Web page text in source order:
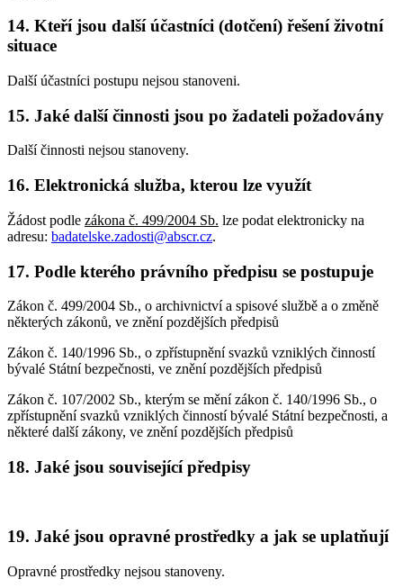
14. Kteří jsou další účastníci (dotčení) řešení životní
situace
Další účastníci postupu nejsou stanoveni.
15. Jaké další činnosti jsou po žadateli požadovány
Další činnosti nejsou stanoveny.
16. Elektronická služba, kterou lze využít
Žádost podle zákona č. 499/2004 Sb. lze podat elektronicky na
adresu: badatelske.zadosti@abscr.cz.
17. Podle kterého právního předpisu se postupuje
Zákon č. 499/2004 Sb., o archivnictví a spisové službě a o změně
některých zákonů, ve znění pozdějších předpisů
Zákon č. 140/1996 Sb., o zpřístupnění svazků vzniklých činností
bývalé Státní bezpečnosti, ve znění pozdějších předpisů
Zákon č. 107/2002 Sb., kterým se mění zákon č. 140/1996 Sb., o
zpřístupnění svazků vzniklých činností bývalé Státní bezpečnosti, a
některé další zákony, ve znění pozdějších předpisů
18. Jaké jsou související předpisy
19. Jaké jsou opravné prostředky a jak se uplatňují
Opravné prostředky nejsou stanoveny.